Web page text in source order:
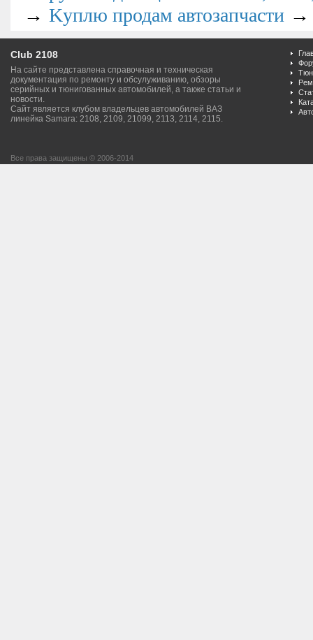
→ Kуплю продам автозапчасти
Club 2108
На сайте представлена справочная и техническая
документация по ремонту и обсулуживанию, обзоры
серийных и тюнигованных автомобилей, а также статьи и
новости.
Сайт является клубом владельцев автомобилей ВАЗ
линейка Samara: 2108, 2109, 21099, 2113, 2114, 2115.
Все права защищены © 2006-2014